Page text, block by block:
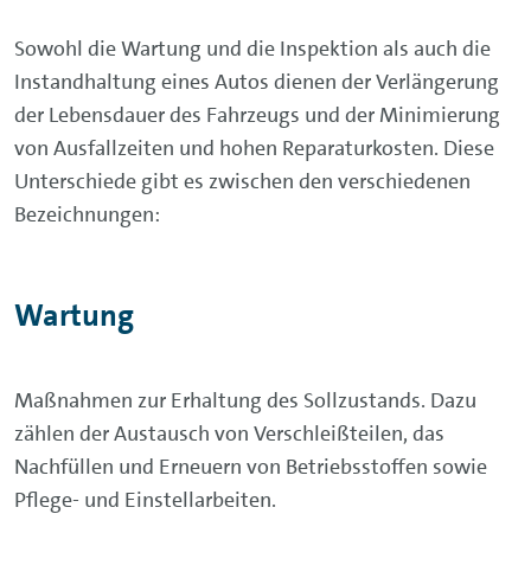
Sowohl die Wartung und die Inspektion als auch die
Instandhaltung eines Autos dienen der Verlängerung
der Lebensdauer des Fahrzeugs und der Minimierung
von Ausfallzeiten und hohen Reparaturkosten. Diese
Unterschiede gibt es zwischen den verschiedenen
Bezeichnungen:
Wartung
Maßnahmen zur Erhaltung des Sollzustands. Dazu
zählen der Austausch von Verschleißteilen, das
Nachfüllen und Erneuern von Betriebsstoffen sowie
Pflege- und Einstellarbeiten.